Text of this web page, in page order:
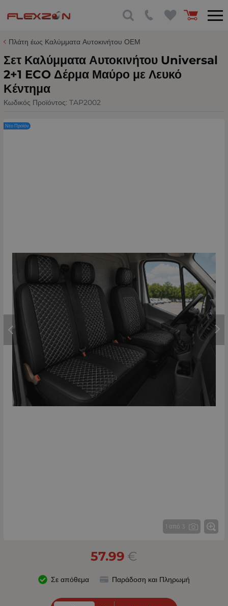
Πλάτη έως Καλύμματα Αυτοκινήτου ΟΕΜ
Σετ Καλύμματα Αυτοκινήτου Universal
2+1 ECO Δέρμα Μαύρο με Λευκό
Κέντημα
Κωδικός Προϊόντος: TAP2002
1 από 3
Νέο Προϊόν
57.99 €
Σε απόθεμα Παράδοση και Πληρωμή